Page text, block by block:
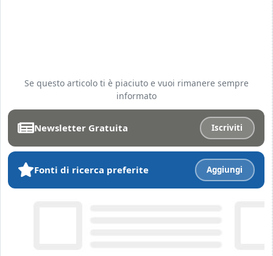
Se questo articolo ti è piaciuto e vuoi rimanere sempre
informato
Newsletter Gratuita Iscriviti
Fonti di ricerca preferite Aggiungi